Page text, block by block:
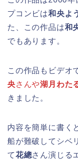
プコンビは和央よ
た、この作品は和
でもあります。
この作品もビデオ
央さんや湖月わた
きました。
内容を簡単に書く
船が難破してシベ
て花總さん演じる